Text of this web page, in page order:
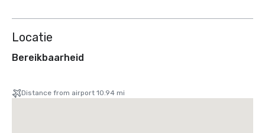
Locatie
Bereikbaarheid
Distance from airport 10.94 mi